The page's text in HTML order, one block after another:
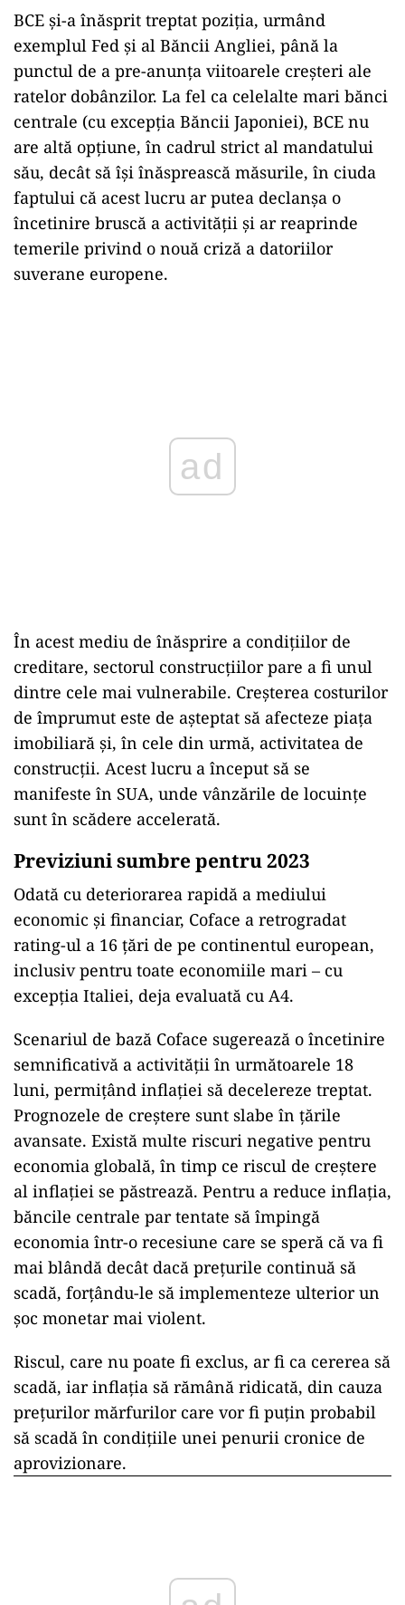
BCE și-a înăsprit treptat poziția, urmând
exemplul Fed și al Băncii Angliei, până la
punctul de a pre-anunța viitoarele creșteri ale
ratelor dobânzilor. La fel ca celelalte mari bănci
centrale (cu excepția Băncii Japoniei), BCE nu
are altă opțiune, în cadrul strict al mandatului
său, decât să își înăsprească măsurile, în ciuda
faptului că acest lucru ar putea declanșa o
încetinire bruscă a activității și ar reaprinde
temerile privind o nouă criză a datoriilor
suverane europene.
ad
În acest mediu de înăsprire a condițiilor de
creditare, sectorul construcțiilor pare a fi unul
dintre cele mai vulnerabile. Creșterea costurilor
de împrumut este de așteptat să afecteze piața
imobiliară și, în cele din urmă, activitatea de
construcții. Acest lucru a început să se
manifeste în SUA, unde vânzările de locuințe
sunt în scădere accelerată.
Previziuni sumbre pentru 2023
Odată cu deteriorarea rapidă a mediului
economic și financiar, Coface a retrogradat
rating-ul a 16 țări de pe continentul european,
inclusiv pentru toate economiile mari – cu
excepția Italiei, deja evaluată cu A4.
Scenariul de bază Coface sugerează o încetinire
semnificativă a activității în următoarele 18
luni, permițând inflației să decelereze treptat.
Prognozele de creștere sunt slabe în țările
avansate. Există multe riscuri negative pentru
economia globală, în timp ce riscul de creștere
al inflației se păstrează. Pentru a reduce inflația,
băncile centrale par tentate să împingă
economia într-o recesiune care se speră că va fi
mai blândă decât dacă prețurile continuă să
scadă, forțându-le să implementeze ulterior un
șoc monetar mai violent.
Riscul, care nu poate fi exclus, ar fi ca cererea să
scadă, iar inflația să rămână ridicată, din cauza
prețurilor mărfurilor care vor fi puțin probabil
să scadă în condițiile unei penurii cronice de
aprovizionare.